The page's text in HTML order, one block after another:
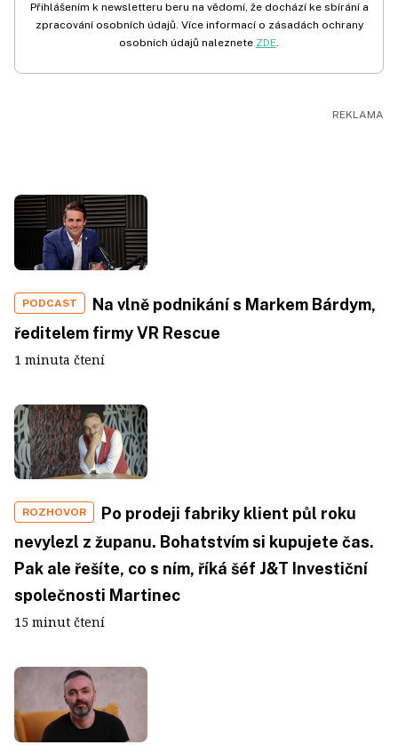
Přihlášením k newsletteru beru na vědomí, že dochází ke sbírání a
zpracování osobních údajů. Více informací o zásadách ochrany
osobních údajů naleznete ZDE.
PODCAST
Na vlně podnikání s Markem Bárdym,
ředitelem firmy VR Rescue
1 minuta čtení
ROZHOVOR
Po prodeji fabriky klient půl roku
nevylezl z županu. Bohatstvím si kupujete čas.
Pak ale řešíte, co s ním, říká šéf J&T Investiční
společnosti Martinec
15 minut čtení